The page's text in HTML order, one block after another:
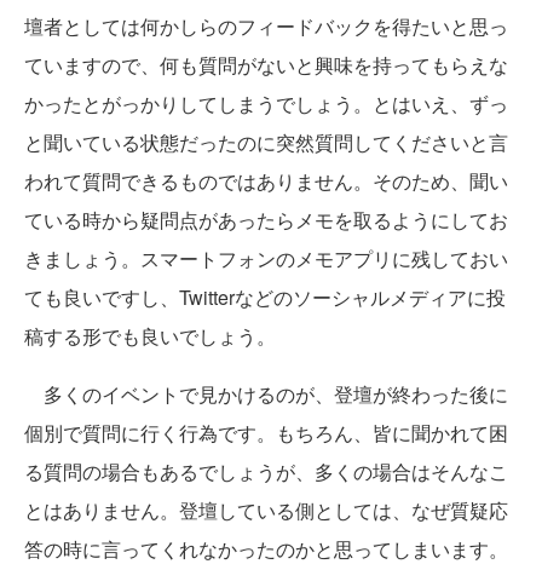
壇者としては何かしらのフィードバックを得たいと思っ
ていますので、何も質問がないと興味を持ってもらえな
かったとがっかりしてしまうでしょう。とはいえ、ずっ
と聞いている状態だったのに突然質問してくださいと言
われて質問できるものではありません。そのため、聞い
ている時から疑問点があったらメモを取るようにしてお
きましょう。スマートフォンのメモアプリに残しておい
ても良いですし、Twitterなどのソーシャルメディアに投
稿する形でも良いでしょう。
多くのイベントで見かけるのが、登壇が終わった後に
個別で質問に行く行為です。もちろん、皆に聞かれて困
る質問の場合もあるでしょうが、多くの場合はそんなこ
とはありません。登壇している側としては、なぜ質疑応
答の時に言ってくれなかったのかと思ってしまいます。